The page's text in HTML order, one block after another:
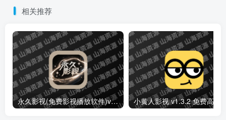
相关推荐
永久影视(免费影视播放软件)v1.1.8 解锁去广告纯净版